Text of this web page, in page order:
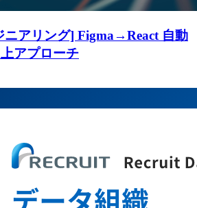
ニアリング] Figma→React 自動
アプローチ